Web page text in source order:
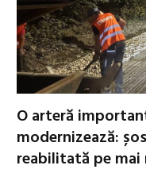
O arteră
modernizează:
reabilitată pe